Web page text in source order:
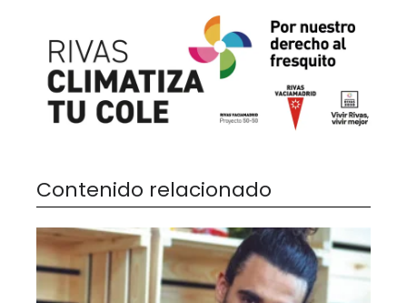
Contenido relacionado